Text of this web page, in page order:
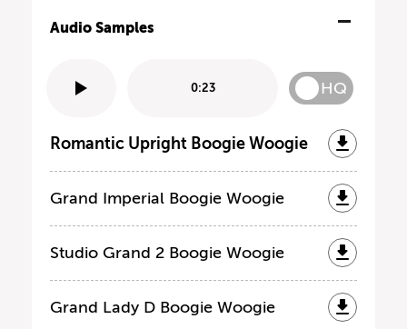
Audio Samples
0:23 HQ
Romantic Upright Boogie Woogie
Grand Imperial Boogie Woogie
Studio Grand 2 Boogie Woogie
Grand Lady D Boogie Woogie